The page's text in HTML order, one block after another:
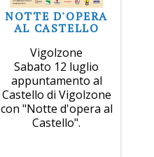
NOTTE D'OPERA
AL CASTELLO
Vigolzone
Sabato 12 luglio
appuntamento al
Castello di Vigolzone
con "Notte d'opera al
Castello".